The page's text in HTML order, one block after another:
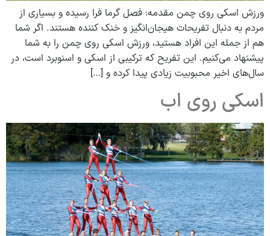
ورزش اسکی روی چمن مقدمه: فصل گرما فرا رسیده و بسیاری از
مردم به دنبال تفریحات هیجان‌انگیز و خنک کننده هستند. اگر شما
هم از جمله این افراد هستید، ورزش اسکی روی چمن را به شما
پیشنهاد می‌کنیم. این تفریح که ترکیبی از اسکی و اسنوبرد است، در
سال‌های اخیر محبوبیت زیادی پیدا کرده و […]
اسکی روی اب